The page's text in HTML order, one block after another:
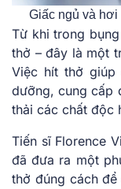
Giấc ngủ và
Từ khi trong
thở – đây là một
Việc hít thở
dưỡng, cung cấp
thải các chất độc
Tiến sĩ Florence
đã đưa ra một
thở đúng cách